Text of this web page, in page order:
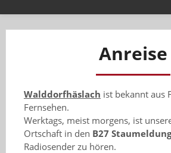
Anreise
Walddorfhäslach ist bekannt aus
Fernsehen.
Werktags, meist morgens, ist
Ortschaft in den B27
Radiosender zu hören.